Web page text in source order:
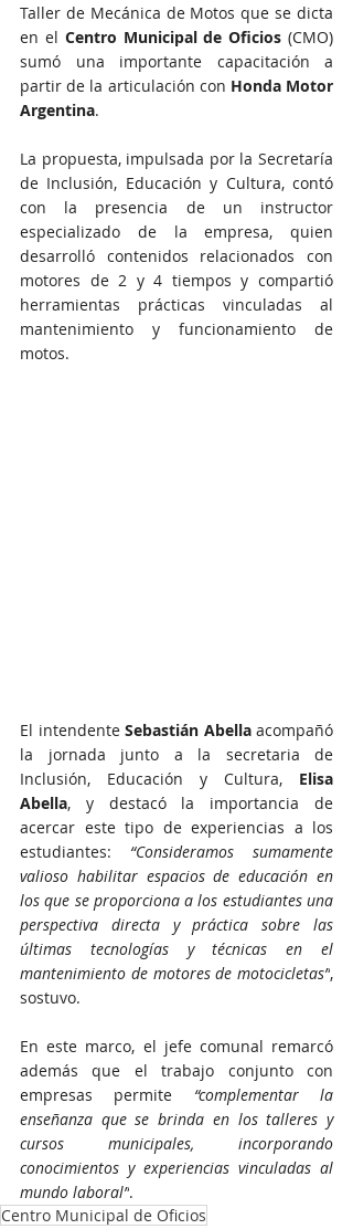
Taller de Mecánica de Motos que se dicta
en el Centro Municipal de Oficios (CMO)
sumó una importante capacitación a
partir de la articulación con Honda Motor
Argentina.
La propuesta, impulsada por la Secretaría
de Inclusión, Educación y Cultura, contó
con la presencia de un instructor
especializado de la empresa, quien
desarrolló contenidos relacionados con
motores de 2 y 4 tiempos y compartió
herramientas prácticas vinculadas al
mantenimiento y funcionamiento de
motos.
El intendente Sebastián Abella acompañó
la jornada junto a la secretaria de
Inclusión, Educación y Cultura, Elisa
Abella, y destacó la importancia de
acercar este tipo de experiencias a los
estudiantes: “Consideramos sumamente
valioso habilitar espacios de educación en
los que se proporciona a los estudiantes una
perspectiva directa y práctica sobre las
últimas tecnologías y técnicas en el
mantenimiento de motores de motocicletas”,
sostuvo.
En este marco, el jefe comunal remarcó
además que el trabajo conjunto con
empresas permite “complementar la
enseñanza que se brinda en los talleres y
cursos municipales, incorporando
conocimientos y experiencias vinculadas al
mundo laboral”.
Centro Municipal de Oficios